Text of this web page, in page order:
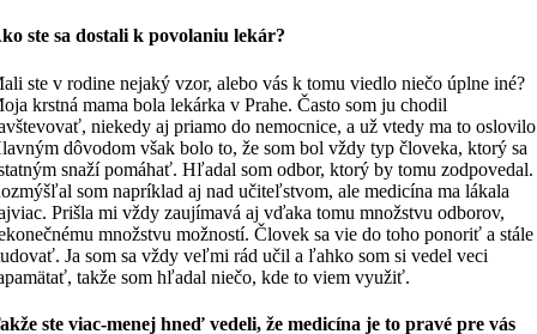
ste sa dostali k povolaniu lekár?
ste v rodine nejaký vzor, alebo vás k tomu viedlo niečo úplne iné?
krstná mama bola lekárka v Prahe. Často som ju chodil
niekedy aj priamo do nemocnice, a už vtedy ma to
dôvodom však bolo to, že som bol vždy typ človeka, ktorý sa
snaží pomáhať. Hľadal som odbor, ktorý by tomu zodpovedal.
som napríklad aj nad učiteľstvom, ale medicína ma lákala
Prišla mi vždy zaujímavá aj vďaka tomu množstvu odborov,
množstvu možností. Človek sa vie do toho ponoriť a stále
Ja som sa vždy veľmi rád učil a ľahko som si vedel veci
takže som hľadal niečo, kde to viem využiť.
ste viac-menej hneď vedeli, že medicína je to pravé pre vás